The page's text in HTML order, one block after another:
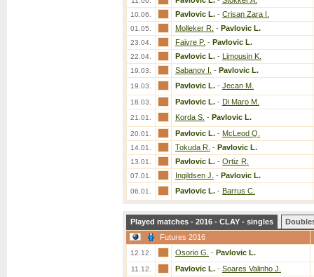
10.06. Pavlovic L. - Crisan Zara I.
01.05. Molleker R. - Pavlovic L.
23.04. Faivre P. - Pavlovic L.
22.04. Pavlovic L. - Limousin K.
19.03. Sabanov I. - Pavlovic L.
19.03. Pavlovic L. - Jecan M.
18.03. Pavlovic L. - Di Maro M.
21.01. Korda S. - Pavlovic L.
20.01. Pavlovic L. - McLeod Q.
14.01. Tokuda R. - Pavlovic L.
13.01. Pavlovic L. - Ortiz R.
07.01. Ingildsen J. - Pavlovic L.
06.01. Pavlovic L. - Barrus C.
Played matches - 2016 - CLAY - singles
Futures 2016
12.12. Osorio G. - Pavlovic L.
11.12. Pavlovic L. - Soares Valinho J.